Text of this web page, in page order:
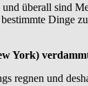
überall sind
York)
regnen und